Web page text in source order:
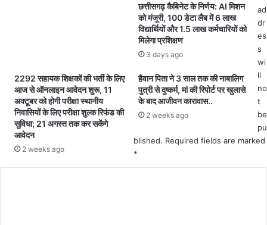
.
.
श
नि
वा
र
की
क
क्षा
1
1
2
वीं
हे
प्र
छत्तीसगढ़ कैबिनेट के निर्णय: AI मिशन
को मंजूरी, 100 डेटा लैब में 6 लाख
विद्यार्थियों और 1.5 लाख कर्मचारियों को
मिलेगा प्रशिक्षण
3 days ago
2292 सहायक शिक्षकों की भर्ती के लिए
आज से ऑनलाइन आवेदन शुरू, 11
अक्टूबर को होगी परीक्षा स्थानीय
निवासियों के लिए परीक्षा शुल्क रिफंड की
सुविधा; 21 अगस्त तक कर सकेंगे
आवेदन
2 weeks ago
हैवान पिता ने 3 साल तक की नाबालिग
पुत्री से दुष्कर्म, मां की रिपोर्ट पर खुलासे
के बाद आजीवन कारावास..
2 weeks ago
ad
dr
es
s
wi
ll
no
t
be
pu
blished. Required fields are marked
*